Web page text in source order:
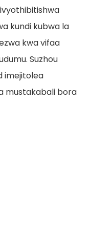
kundi kubwa la
kwa vifaa
Suzhou
imejitolea
mustakabali bora